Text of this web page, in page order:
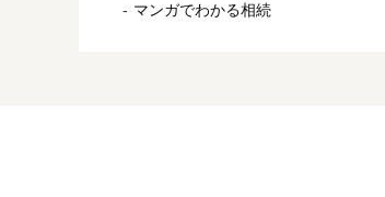
マンガでわかる相続